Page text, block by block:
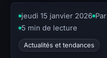
jeudi 15 janvier 2026 Par
5 min de lecture
Actualités et tendances